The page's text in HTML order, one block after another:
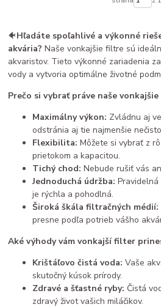
🐠Hľadáte spoľahlivé a výkonné
akvária? Naše vonkajšie filtre sú
akvaristov. Tieto výkonné zariadenia
vody a vytvoria optimálne životné
Prečo si vybrať práve naše
Maximálny výkon: Zvládnu aj
odstránia aj tie najmenšie
Flexibilita: Môžete si vybrať z
prietokom a kapacitou.
Tichý chod: Nebude rušiť vás
Jednoduchá údržba:
je rýchla a pohodlná.
Široká škála filtračných médií:
presne podľa potrieb vášho
Aké výhody vám vonkajší filter
Krištáľovo čistá voda: Vaše
skutočný kúsok prírody.
Zdravé a šťastné ryby: Čistá
zdravý život vašich miláčikov.